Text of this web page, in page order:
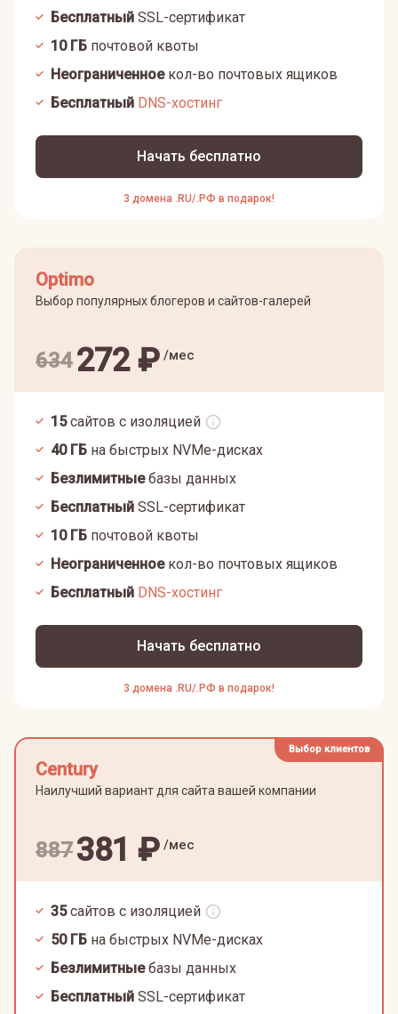
Бесплатный SSL-сертификат
10ГБ почтовой квоты
Неограниченноекол-во почтовых ящиков
Бесплатный DNS-хостинг
Начать бесплатно
3 домена .RU/.РФ в подарок!
Optimo
Выбор популярных блогеров и сайтов-галерей
634272₽ /мес
15 сайтов с изоляцией
40ГБ на быстрых NVMe-дисках
Безлимитныебазы данных
Бесплатный SSL-сертификат
10ГБ почтовой квоты
Неограниченноекол-во почтовых ящиков
Бесплатный DNS-хостинг
Начать бесплатно
3 домена .RU/.РФ в подарок!
Выбор клиентов
Century
Наилучший вариант для сайта вашей компании
887381 ₽ /мес
35 сайтов с изоляцией
50ГБ на быстрых NVMe-дисках
Безлимитныебазы данных
Бесплатный SSL-сертификат